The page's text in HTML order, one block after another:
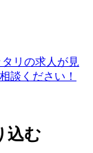
タリの求人が見
談ください！
込む